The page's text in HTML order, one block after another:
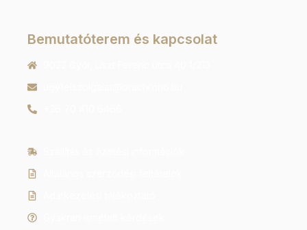
Bemutatóterem és kapcsolat